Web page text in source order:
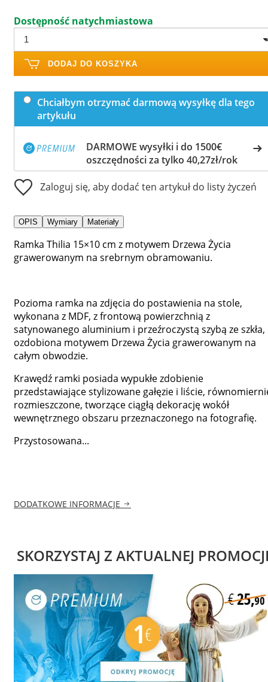
Dostępność natychmiastowa
DODAJ DO KOSZYKA
Chciałbym otrzymać darmową wysyłkę dla tego
artykułu
DARMOWE wysyłki i do 1500€
oszczędności za tylko 40,27zł/rok
Zaloguj się, aby dodać ten artykuł do listy życzeń
OPIS Wymiary Materiały
Ramka Thilia 15×10 cm z motywem Drzewa Życia
grawerowanym na srebrnym obramowaniu.
Pozioma ramka na zdjęcia do postawienia na stole,
wykonana z MDF, z frontową powierzchnią z
satynowanego aluminium i przeźroczystą szybą ze szkła,
ozdobiona motywem Drzewa Życia grawerowanym na
całym obwodzie.
Krawędź ramki posiada wypukłe zdobienie
przedstawiające stylizowane gałęzie i liście,
rozmieszczone, tworzące ciągłą dekorację wokół
wewnętrznego obszaru przeznaczonego na fotografię.
Przystosowana...
DODATKOWE INFORMACJE
SKORZYSTAJ Z AKTUALNEJ